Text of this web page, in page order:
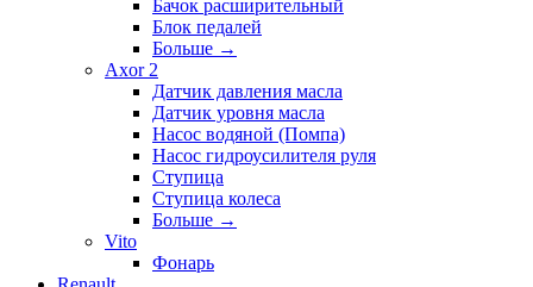
Бачок расширительный
Блок педалей
Больше →
Axor 2
Датчик давления масла
Датчик уровня масла
Насос водяной (Помпа)
Насос гидроусилителя руля
Ступица
Ступица колеса
Больше →
Vito
Фонарь